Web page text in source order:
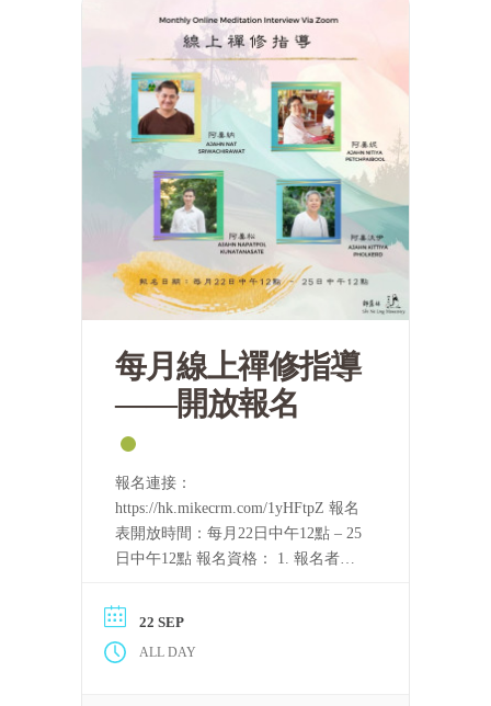
每月線上禪修指導
——開放報名
報名連接：
https://hk.mikecrm.com/1yHFtpZ 報名
表開放時間：每月22日中午12點 – 25
日中午12點 報名資格： 1. 報名者需
「泰國四念處禪修課程」的音頻，或
只要可以滿足上述條件，每一位修
22 SEP
ALL DAY